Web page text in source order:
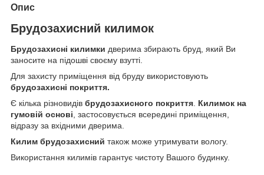
Опис
Брудозахисний килимок
Брудозахисні килимки дверима збирають бруд, який Ви
заносите на підошві своєму взутті.
Для захисту приміщення від бруду використовують
брудозахисні покриття.
Є кілька різновидів брудозахисного покриття. Килимок на
гумовій основі, застосовується всередині приміщення,
відразу за вхідними дверима.
Килим брудозахисний також може утримувати вологу.
Використання килимів гарантує чистоту Вашого будинку.